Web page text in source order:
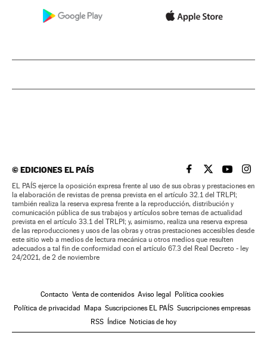
©EDICIONES EL PAÍS EL PAÍS BRASIL EN
EL PAÍSEL PAÍS
EL
EL PAÍS ejerce la oposición expresa frente al uso de sus obras y prestaciones en
la elaboración de revistas de prensa prevista en el artículo 32.1 del TRLPI;
también realiza la reserva expresa frente a la reproducción, distribución y
comunicación pública de sus trabajos y artículos sobre temas de actualidad
prevista en el artículo 33.1 del TRLPI; y, asimismo, realiza una reserva expresa
de las reproducciones y usos de las obras y otras prestaciones accesibles desde
este sitio web a medios de lectura mecánica u otros medios que resulten
adecuados a tal fin de conformidad con el artículo 67.3 del Real Decreto - ley
24/2021, de 2 de noviembre
Contacto Venta de contenidos Aviso legal
Política cookies
Política de privacidad
Mapa Suscripciones EL PAÍS Suscripciones empresas
RSS
Índice Noticias de hoy